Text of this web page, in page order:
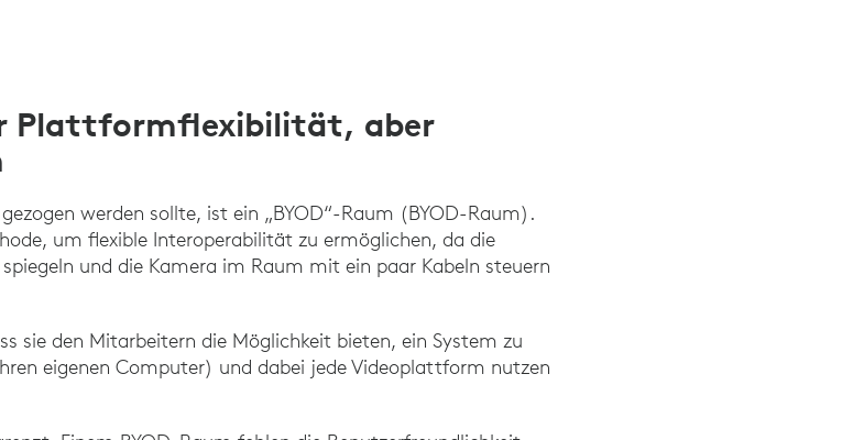
Plattformflexibilität, aber
werden sollte, ist ein „BYOD“-Raum (BYOD-Raum).
um flexible Interoperabilität zu ermöglichen, da die
und die Kamera im Raum mit ein paar Kabeln steuern
sie den Mitarbeitern die Möglichkeit bieten, ein System zu
eigenen Computer) und dabei jede Videoplattform nutzen